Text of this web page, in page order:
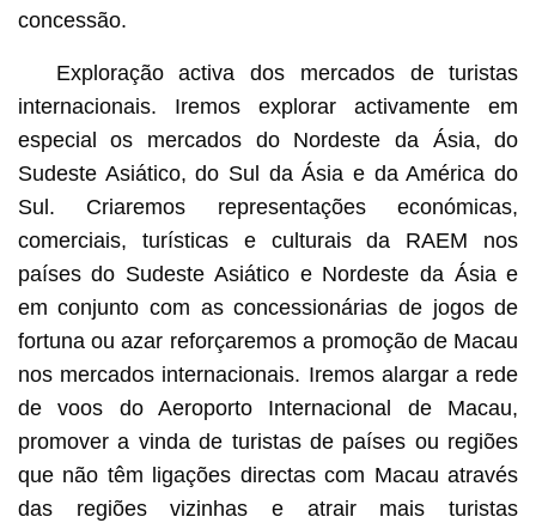
concessão.
Exploração activa dos mercados de turistas
internacionais. Iremos explorar activamente em
especial os mercados do Nordeste da Ásia, do
Sudeste Asiático, do Sul da Ásia e da América do
Sul. Criaremos representações económicas,
comerciais, turísticas e culturais da RAEM nos
países do Sudeste Asiático e Nordeste da Ásia e
em conjunto com as concessionárias de jogos de
fortuna ou azar reforçaremos a promoção de Macau
nos mercados internacionais. Iremos alargar a rede
de voos do Aeroporto Internacional de Macau,
promover a vinda de turistas de países ou regiões
que não têm ligações directas com Macau através
das regiões vizinhas e atrair mais turistas